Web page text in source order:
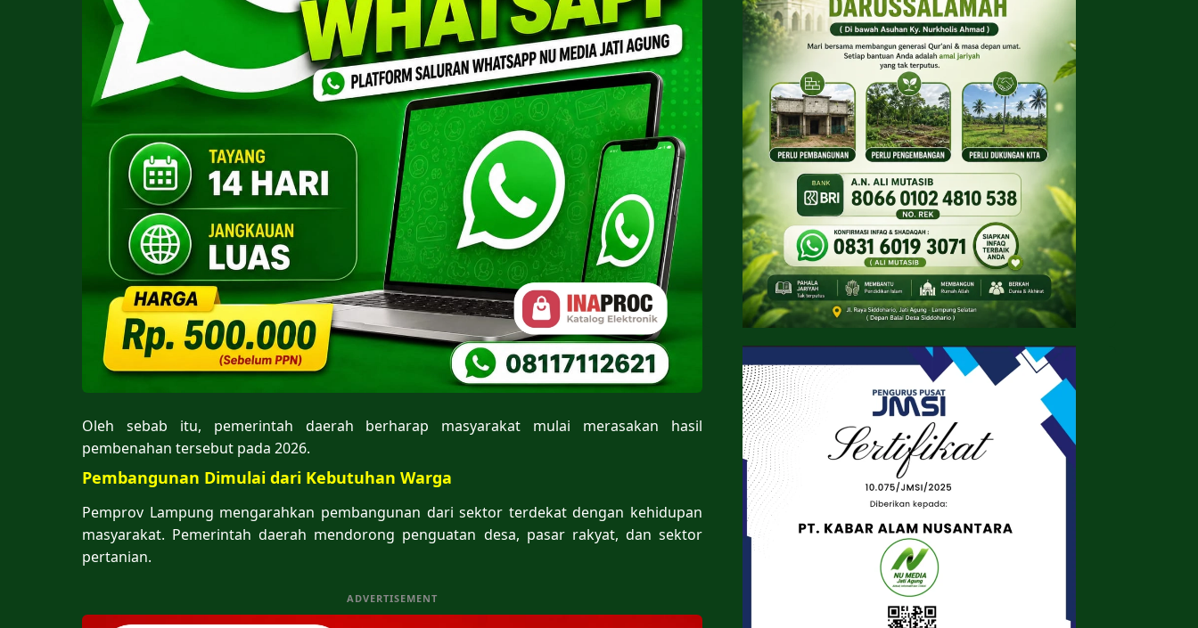
Oleh sebab itu, pemerintah daerah berharap masyarakat mulai merasakan hasil
pembenahan tersebut pada 2026.
Pembangunan Dimulai dari Kebutuhan Warga
Pemprov Lampung mengarahkan pembangunan dari sektor terdekat dengan kehidupan
masyarakat. Pemerintah daerah mendorong penguatan desa, pasar rakyat, dan sektor
pertanian.
ADVERTISEMENT